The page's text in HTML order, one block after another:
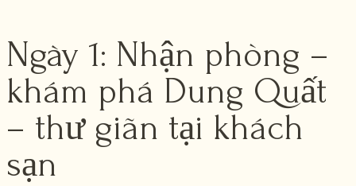
Ngày 1: Nhận phòng –
khám phá Dung Quất
– thư giãn tại khách
sạn